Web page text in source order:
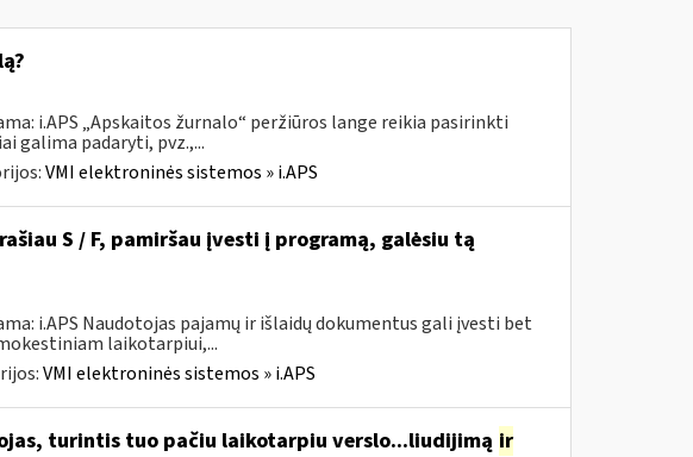
i.APS „Apskaitos žurnalo“ peržiūros lange reikia pasirinkti
galima padaryti, pvz.,...
VMI elektroninės sistemos » i.APS
S / F, pamiršau įvesti į programą, galėsiu tą
i.APS Naudotojas pajamų ir išlaidų dokumentus gali įvesti bet
laikotarpiui,...
VMI elektroninės sistemos » i.APS
turintis tuo pačiu laikotarpiu verslo...liudijimą ir